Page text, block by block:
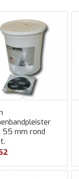
55 mm rond